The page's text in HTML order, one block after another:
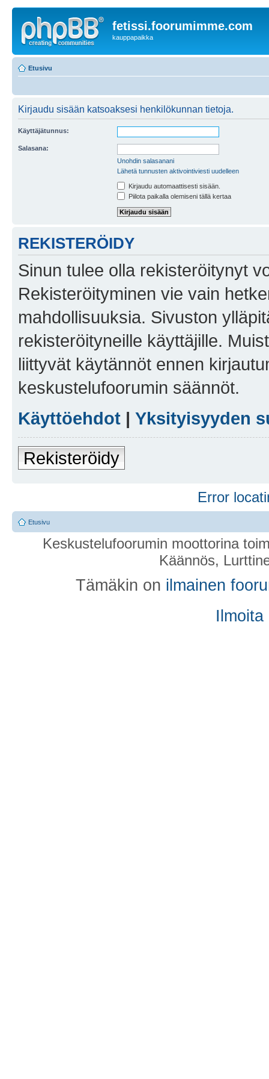
fetissi.foorumimme.com
kauppapaikka
Etusivu
Kirjaudu sisään katsoaksesi henkilökunnan tietoja.
Käyttäjätunnus:
Salasana:
Unohdin salasanani
Lähetä tunnusten aktivointiviesti uudelleen
Kirjaudu automaattisesti sisään.
Piilota paikalla olemiseni tällä kertaa
REKISTERÖIDY
Sinun tulee olla rekisteröitynyt
Rekisteröityminen vie vain
mahdollisuuksia. Sivuston
rekisteröityneille käyttäjille.
liittyvät käytännöt ennen
keskustelufoorumin säännöt.
Käyttöehdot | Yksityisyyden
Rekisteröidy
Error
Etusivu
Keskustelufoorumin moottorina
Käännös,
Tämäkin on ilmainen